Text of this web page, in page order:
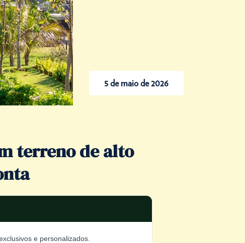
5 de maio de 2026
terreno de alto
e personalizados.